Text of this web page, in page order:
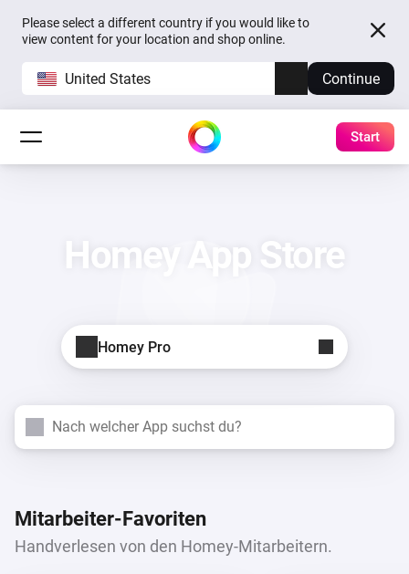
Please select a different country if you would like to
view content for your location and shop online.
United States Continue
Start
Homey App Store
Homey Pro
Suchen
Mitarbeiter-Favoriten
Handverlesen von den Homey-Mitarbeitern.